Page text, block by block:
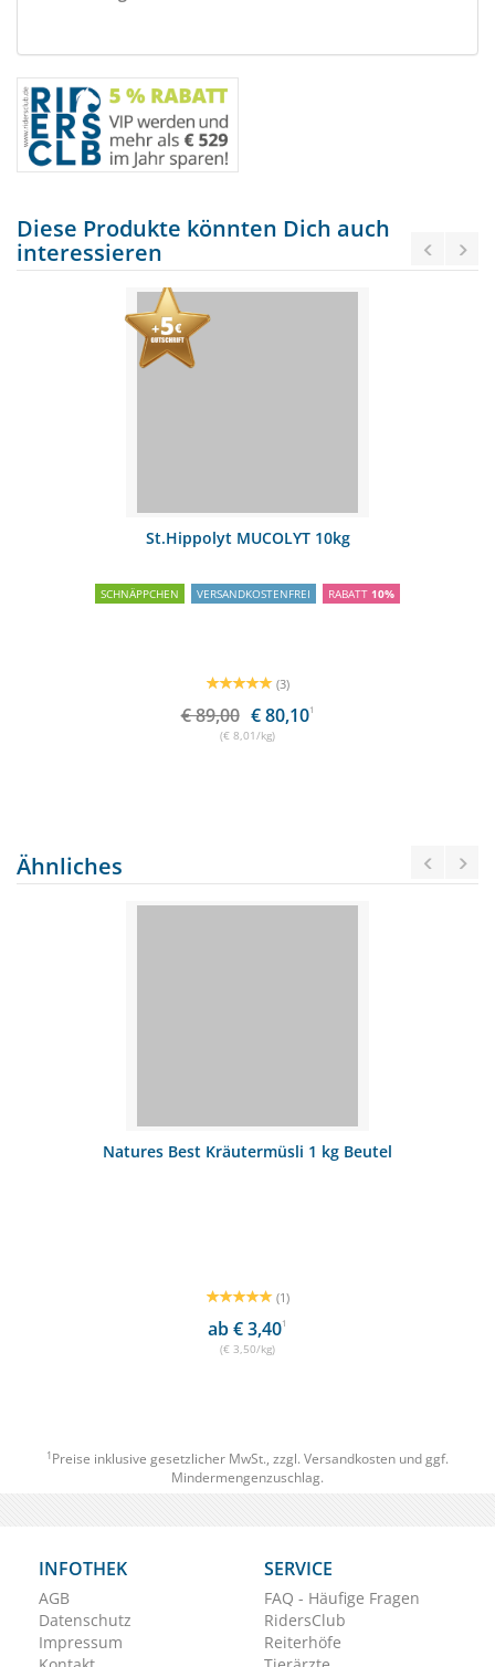
Diese Produkte könnten Dich auch
interessieren
St.Hippolyt MUCOLYT 10kg
SCHNÄPPCHEN VERSANDKOSTENFREI RABATT 10%
(3)
€ 89,00 € 80,101
(€ 8,01/kg)
Ähnliches
Natures Best Kräutermüsli 1 kg Beutel
(1)
ab € 3,401
(€ 3,50/kg)
1 Preise inklusive gesetzlicher MwSt., zzgl. Versandkosten und ggf.
Mindermengenzuschlag.
INFOTHEK
AGB
Datenschutz
Impressum
SERVICE
FAQ - Häufige Fragen
RidersClub
Reiterhöfe